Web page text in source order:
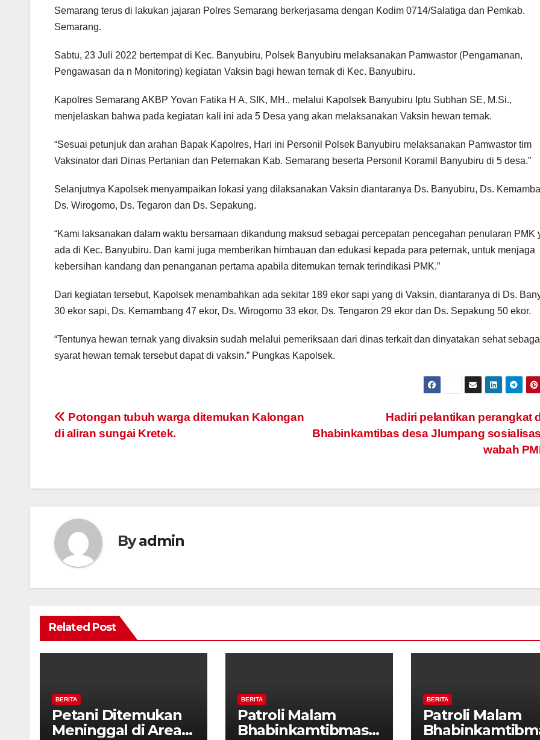
Semarang terus di lakukan jajaran Polres Semarang berkerjasama dengan Kodim 0714/Salatiga dan Pemkab.
Semarang.
Sabtu, 23 Juli 2022 bertempat di Kec. Banyubiru, Polsek Banyubiru melaksanakan Pamwastor (Pengamanan,
Pengawasan da n Monitoring) kegiatan Vaksin bagi hewan ternak di Kec. Banyubiru.
Kapolres Semarang AKBP Yovan Fatika H A, SIK, MH., melalui Kapolsek Banyubiru Iptu Subhan SE, M.Si.,
menjelaskan bahwa pada kegiatan kali ini ada 5 Desa yang akan melaksanakan Vaksin hewan ternak.
“Sesuai petunjuk dan arahan Bapak Kapolres, Hari ini Personil Polsek Banyubiru melaksanakan Pamwastor tim
Vaksinator dari Dinas Pertanian dan Peternakan Kab. Semarang beserta Personil Koramil Banyubiru di 5 desa.”
Selanjutnya Kapolsek menyampaikan lokasi yang dilaksanakan Vaksin diantaranya Ds. Banyubiru, Ds.
Ds. Wirogomo, Ds. Tegaron dan Ds. Sepakung.
“Kami laksanakan dalam waktu bersamaan dikandung maksud sebagai percepatan pencegahan penularan PMK
ada di Kec. Banyubiru. Dan kami juga memberikan himbauan dan edukasi kepada para peternak, untuk menjaga
kebersihan kandang dan penanganan pertama apabila ditemukan ternak terindikasi PMK.”
Dari kegiatan tersebut, Kapolsek menambahkan ada sekitar 189 ekor sapi yang di Vaksin, diantaranya di Ds.
30 ekor sapi, Ds. Kemambang 47 ekor, Ds. Wirogomo 33 ekor, Ds. Tengaron 29 ekor dan Ds. Sepakung 50 ekor.
“Tentunya hewan ternak yang divaksin sudah melalui pemeriksaan dari dinas terkait dan dinyatakan sehat
syarat hewan ternak tersebut dapat di vaksin.” Pungkas Kapolsek.
Post
navigation
Hadiri pelantikan perangkat
Bhabinkamtibas desa Jlumpang
wabah
Potongan tubuh warga ditemukan Kalongan
di aliran sungai Kretek.
Byadmin
Related Post
BERITA
Petani Ditemukan
Meninggal di Area
BERITA
Patroli Malam
Bhabinkamtibmas
BERITA
Patroli Malam